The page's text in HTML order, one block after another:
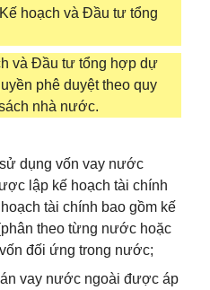
hoạch và Đầu tư tổng
và Đầu tư tổng hợp dự
phê duyệt theo quy
nhà nước.
dụng vốn vay nước
lập kế hoạch tài chính
tài chính bao gồm kế
theo từng nước hoặc
đối ứng trong nước;
vay nước ngoài được áp